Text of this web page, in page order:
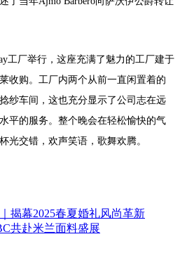
工厂举行，这座充满了魅力的工厂建于
收购。工厂内两个从前一直闲置着的
纱车间，这也充分显示了公司志在远
平的服务。整个晚会在轻松愉快的气
光交错，欢声笑语，歌舞欢腾。
揭幕2025春夏婚礼风尚革新
共赴米兰面料盛展